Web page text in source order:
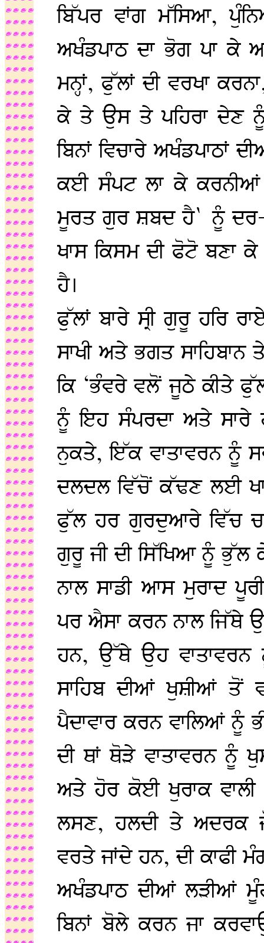
ਬਿੱਪਰ ਵਾਂਗ ਮੱਸਿਆ,
ਅਖੰਡਪਾਠ ਦਾ ਭੋਗ ਪਾ ਕੇ
ਮਨ੍ਹਾਂ, ਫੁੱਲਾਂ ਦੀ ਵਰਖਾ
ਕੇ ਤੇ ਉਸ ਤੇ ਪਹਿਰਾ ਦੇਣ
ਬਿਨਾਂ ਵਿਚਾਰੇ ਅਖੰਡਪਾਠਾਂ
ਕਈ ਸੰਪਟ ਲਾ ਕੇ ਕਰਨੀਆਂ
ਮੂਰਤ ਗੁਰ ਸ਼ਬਦ ਹੈ` ਨੂੰ ਦਰ-
ਖਾਸ ਕਿਸਮ ਦੀ ਫੋਟੋ ਬਣਾ
ਹੈ।
ਫੁੱਲਾਂ ਬਾਰੇ ਸ੍ਰੀ ਗੁਰੂ ਹਰਿ
ਸਾਖੀ ਅਤੇ ਭਗਤ
ਕਿ ‘ਭੰਵਰੇ ਵਲੋਂ ਜੂਠੇ ਕੀਤੇ
ਨੂੰ ਇਹ ਸੰਪਰਦਾ ਅਤੇ
ਨੁਕਤੇ, ਇੱਕ ਵਾਤਾਵਰਨ ਨੂੰ
ਦਲਦਲ ਵਿੱਚੋਂ ਕੱਢਣ ਲਈ
ਫੁੱਲ ਹਰ ਗੁਰਦੁਆਰੇ ਵਿੱਚ
ਗੁਰੂ ਜੀ ਦੀ ਸਿੱਖਿਆ ਨੂੰ ਭੁੱਲ
ਨਾਲ ਸਾਡੀ ਆਸ ਮੁਰਾਦ
ਪਰ ਐਸਾ ਕਰਨ ਨਾਲ ਜਿੱਥੇ
ਹਨ, ਉੱਥੇ ਉਹ ਵਾਤਾਵਰਨ
ਸਾਹਿਬ ਦੀਆਂ ਖੁਸ਼ੀਆਂ ਤੋਂ
ਪੈਦਾਵਾਰ ਕਰਨ ਵਾਲਿਆਂ ਨੂੰ
ਦੀ ਥਾਂ ਥੋੜੇ ਵਾਤਾਵਰਨ
ਅਤੇ ਹੋਰ ਕੋਈ ਖੁਰਾਕ ਵਾਲੀ
ਲਸਣ, ਹਲਦੀ ਤੇ ਅਦਰਕ
ਵਰਤੇ ਜਾਂਦੇ ਹਨ, ਦੀ ਕਾਫੀ
ਅਖੰਡਪਾਠ ਦੀਆਂ ਲੜੀਆਂ
ਬਿਨਾਂ ਬੋਲੇ ਕਰਨ ਜਾ